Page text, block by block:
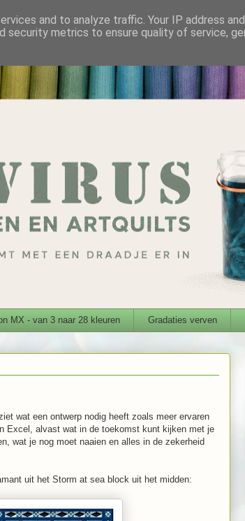
MX - van 3 naar 28 kleuren Gradaties verven
wat een ontwerp nodig heeft zoals meer ervaren
Excel, alvast wat in de toekomst kunt kijken met je
wat je nog moet naaien en alles in de zekerheid
uit het Storm at sea block uit het midden:
and to analyze traffic. Your IP address
security metrics to ensure quality of service,